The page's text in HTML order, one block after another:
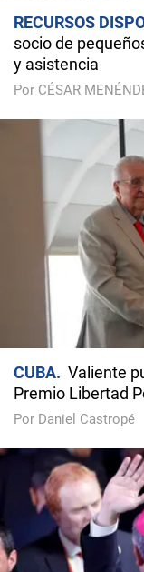
RECURSOS
socio de
y asistencia
Por CÉSAR
CUBA
Valiente
Premio Libertad
Por Daniel Castropé